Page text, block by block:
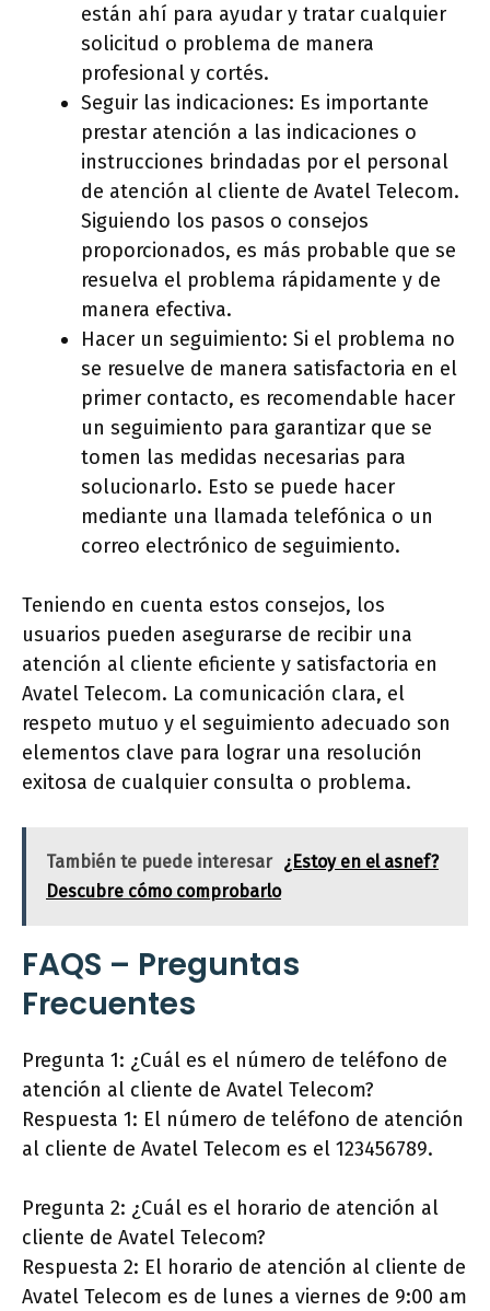
están ahí para ayudar y tratar cualquier
solicitud o problema de manera
profesional y cortés.
Seguir las indicaciones: Es importante
prestar atención a las indicaciones o
instrucciones brindadas por el personal
de atención al cliente de Avatel Telecom.
Siguiendo los pasos o consejos
proporcionados, es más probable que se
resuelva el problema rápidamente y de
manera efectiva.
Hacer un seguimiento: Si el problema no
se resuelve de manera satisfactoria en el
primer contacto, es recomendable hacer
un seguimiento para garantizar que se
tomen las medidas necesarias para
solucionarlo. Esto se puede hacer
mediante una llamada telefónica o un
correo electrónico de seguimiento.
Teniendo en cuenta estos consejos, los
usuarios pueden asegurarse de recibir una
atención al cliente eficiente y satisfactoria en
Avatel Telecom. La comunicación clara, el
respeto mutuo y el seguimiento adecuado son
elementos clave para lograr una resolución
exitosa de cualquier consulta o problema.
También te puede interesar ¿Estoy en el asnef?
Descubre cómo comprobarlo
FAQS – Preguntas
Frecuentes
Pregunta 1: ¿Cuál es el número de teléfono de
atención al cliente de Avatel Telecom?
Respuesta 1: El número de teléfono de atención
al cliente de Avatel Telecom es el 123456789.
Pregunta 2: ¿Cuál es el horario de atención al
cliente de Avatel Telecom?
Respuesta 2: El horario de atención al cliente de
Avatel Telecom es de lunes a viernes de 9:00 am